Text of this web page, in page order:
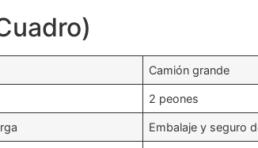
Camión grande
2 peones
Embalaje y seguro